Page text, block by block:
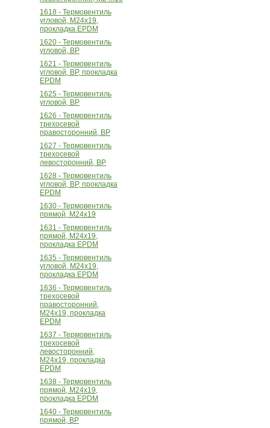
1618 - Термовентиль
угловой, М24х19,
прокладка EPDM
1620 - Термовентиль
угловой, ВР
1621 - Термовентиль
угловой, ВР, прокладка
EPDM
1625 - Термовентиль
угловой, ВР
1626 - Термовентиль
трехосевой
правосторонний, ВР
1627 - Термовентиль
трехосевой
левосторонний, ВР
1628 - Термовентиль
угловой, ВР, прокладка
EPDM
1630 - Термовентиль
прямой, М24х19
1631 - Термовентиль
прямой, М24х19,
прокладка EPDM
1635 - Термовентиль
угловой, М24х19,
прокладка EPDM
1636 - Термовентиль
трехосевой
правосторонний,
М24х19, прокладка
EPDM
1637 - Термовентиль
трехосевой
левосторонний,
М24х19, прокладка
EPDM
1638 - Термовентиль
прямой, М24х19,
прокладка EPDM
1640 - Термовентиль
прямой, ВР